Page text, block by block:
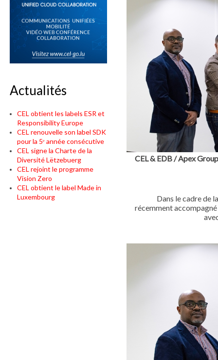
CEL & EDB / Apex
Dans le cadre de
récemmentaccompagné
Actualités
CEL obtient les labels ESR et
Responsibility Europe
CEL renouvelle son label SDK
pour la 5ᵉ année consécutive
CEL signe la Charte de la
Diversité Lëtzebuerg
CEL rejoint le programme
Vision Zero
CEL obtient le label Made in
Luxembourg